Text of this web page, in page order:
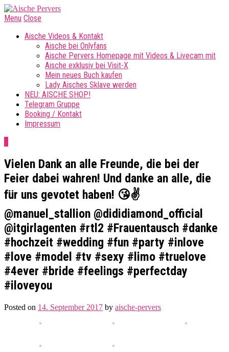
Menu Close
Aische Videos & Kontakt
Aische bei Onlyfans
Aische Pervers Homepage mit Videos & Livecam mit
Aische exklusiv bei Visit-X
Mein neues Buch kaufen
Lady Aisches Sklave werden
NEU: AISCHE SHOP!
Telegram Gruppe
Booking / Kontakt
Impressum
Vielen Dank an alle Freunde, die bei der
Feier dabei wahren! Und danke an alle, die
für uns gevotet haben! 😘✌
@manuel_stallion @dididiamond_official
@itgirlagenten #rtl2 #Frauentausch #danke
#hochzeit #wedding #fun #party #inlove
#love #model #tv #sexy #limo #truelove
#4ever #bride #feelings #perfectday
#iloveyou
Posted on 14. September 2017 by aische-pervers